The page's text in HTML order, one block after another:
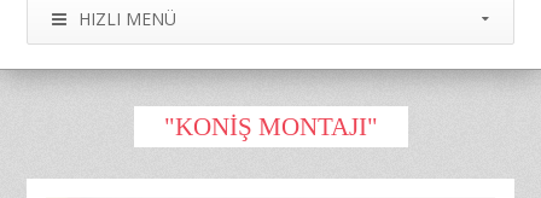
HIZLI MENÜ
"KONIŞ MONTAJI"